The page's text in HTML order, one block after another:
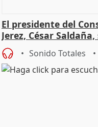
El presidente del
Jerez, César
Sonido Totales